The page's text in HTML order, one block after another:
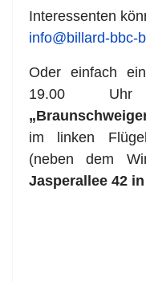
Interessenten
info@billard-bbc-
Oder einfach
19.00 Uhr
im linken
(neben dem
Jasperallee 42